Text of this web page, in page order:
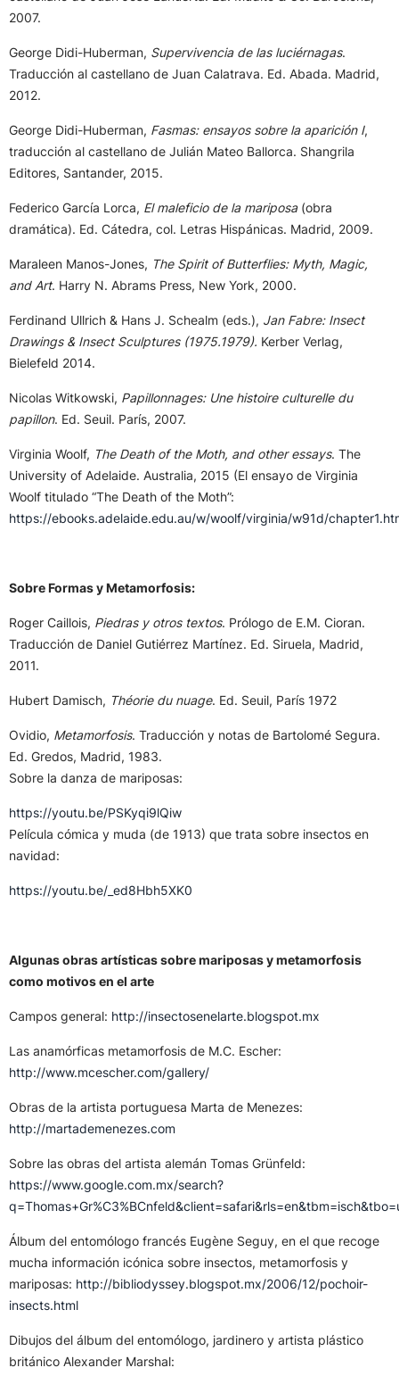
2007.
George Didi-Huberman, Supervivencia de las luciérnagas.
Traducción al castellano de Juan Calatrava. Ed. Abada. Madrid,
2012.
George Didi-Huberman, Fasmas: ensayos sobre la aparición I,
traducción al castellano de Julián Mateo Ballorca. Shangrila
Editores, Santander, 2015.
Federico García Lorca, El maleficio de la mariposa (obra
dramática). Ed. Cátedra, col. Letras Hispánicas. Madrid, 2009.
Maraleen Manos-Jones, The Spirit of Butterflies: Myth, Magic,
and Art. Harry N. Abrams Press, New York, 2000.
Ferdinand Ullrich & Hans J. Schealm (eds.), Jan Fabre: Insect
Drawings & Insect Sculptures (1975.1979). Kerber Verlag,
Bielefeld 2014.
Nicolas Witkowski, Papillonnages: Une histoire culturelle du
papillon. Ed. Seuil. París, 2007.
Virginia Woolf, The Death of the Moth, and other essays. The
University of Adelaide. Australia, 2015 (El ensayo de Virginia
Woolf titulado “The Death of the Moth”:
https://ebooks.adelaide.edu.au/w/woolf/virginia/w91d/
Sobre Formas y Metamorfosis:
Roger Caillois, Piedras y otros textos. Prólogo de E.M. Cioran.
Traducción de Daniel Gutiérrez Martínez. Ed. Siruela, Madrid,
2011.
Hubert Damisch, Théorie du nuage. Ed. Seuil, París 1972
Ovidio, Metamorfosis. Traducción y notas de Bartolomé Segura.
Ed. Gredos, Madrid, 1983.
Sobre la danza de mariposas:
https://youtu.be/PSKyqi9lQiw
Película cómica y muda (de 1913) que trata sobre insectos en
navidad:
https://youtu.be/_ed8Hbh5XK0
Algunas obras artísticas sobre mariposas y metamorfosis
como motivos en el arte
Campos general: http://insectosenelarte.blogspot.mx
Las anamórficas metamorfosis de M.C. Escher:
http://www.mcescher.com/gallery/
Obras de la artista portuguesa Marta de Menezes:
http://martademenezes.com
Sobre las obras del artista alemán Tomas Grünfeld:
https://www.google.com.mx/search?
Álbum del entomólogo francés Eugène Seguy, en el que recoge
mucha información icónica sobre insectos, metamorfosis y
mariposas: http://bibliodyssey.blogspot.mx/2006/12/pochoir-
insects.html
Dibujos del álbum del entomólogo, jardinero y artista plástico
británico Alexander Marshal: